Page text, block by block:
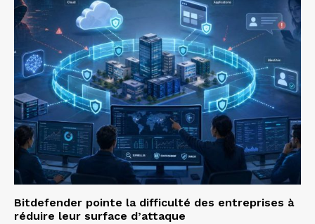
Bitdefender pointe la difficulté des entreprises à
réduire leur surface d’attaque